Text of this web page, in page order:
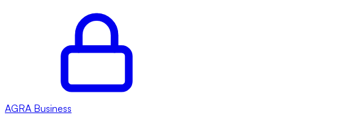
AGRA Business